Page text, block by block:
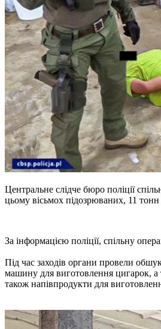
Центральне слідче бюро поліції
цьому вісьмох підозрюваних, 11
За інформацією поліції, спільну
Під час заходів органи провели
машину для виготовлення цигарок, а
також напівпродукти для